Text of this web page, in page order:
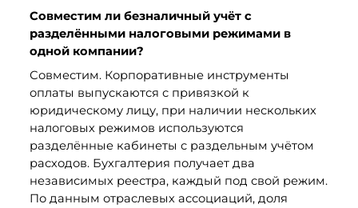
Совместим ли безналичный учёт с
разделёнными налоговыми режимами в
одной компании?
Совместим. Корпоративные инструменты
оплаты выпускаются с привязкой к
юридическому лицу, при наличии нескольких
налоговых режимов используются
разделённые кабинеты с раздельным учётом
расходов. Бухгалтерия получает два
независимых реестра, каждый под свой режим.
По данным отраслевых ассоциаций, доля